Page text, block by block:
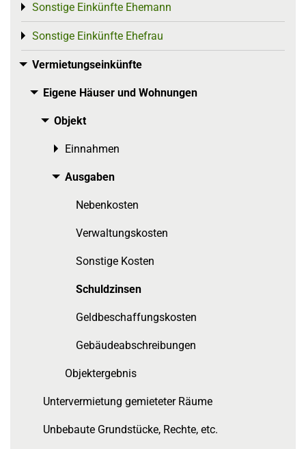
Sonstige Einkünfte Ehemann
Toggle menu
Sonstige Einkünfte Ehefrau
Toggle menu
Vermietungseinkünfte
Toggle menu
Eigene Häuser und Wohnungen
Toggle menu
Objekt
Toggle menu
Einnahmen
Toggle menu
Ausgaben
Toggle menu
Nebenkosten
Verwaltungskosten
Sonstige Kosten
Schuldzinsen
Geldbeschaffungskosten
Gebäudeabschreibungen
Objektergebnis
Untervermietung gemieteter Räume
Unbebaute Grundstücke, Rechte, etc.